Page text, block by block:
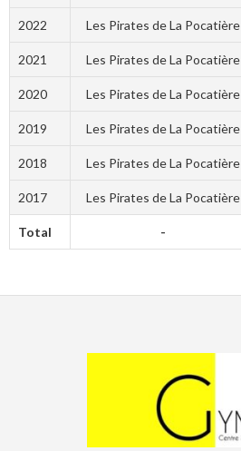
2022 Les Pirates de La Pocatière
2021 Les Pirates de La Pocatière
2020 Les Pirates de La Pocatière
2019 Les Pirates de La Pocatière
2018 Les Pirates de La Pocatière
2017 Les Pirates de La Pocatière
Total -